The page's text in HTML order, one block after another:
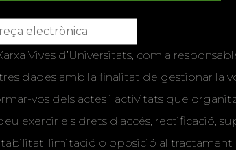
Vives d’Universitats, com a
dades amb la finalitat de gestionar la
vos dels actes i activitats que
exercir els drets d’accés, rectificació,
limitació o oposició al tractament